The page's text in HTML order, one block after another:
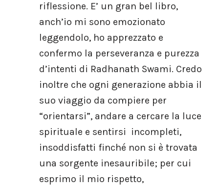
riflessione. E’ un gran bel libro,
anch’io mi sono emozionato
leggendolo, ho apprezzato e
confermo la perseveranza e purezza
d’intenti di Radhanath Swami. Credo
inoltre che ogni generazione abbia il
suo viaggio da compiere per
“orientarsi”, andare a cercare la luce
spirituale e sentirsi incompleti,
insoddisfatti finché non si è trovata
una sorgente inesauribile; per cui
esprimo il mio rispetto,